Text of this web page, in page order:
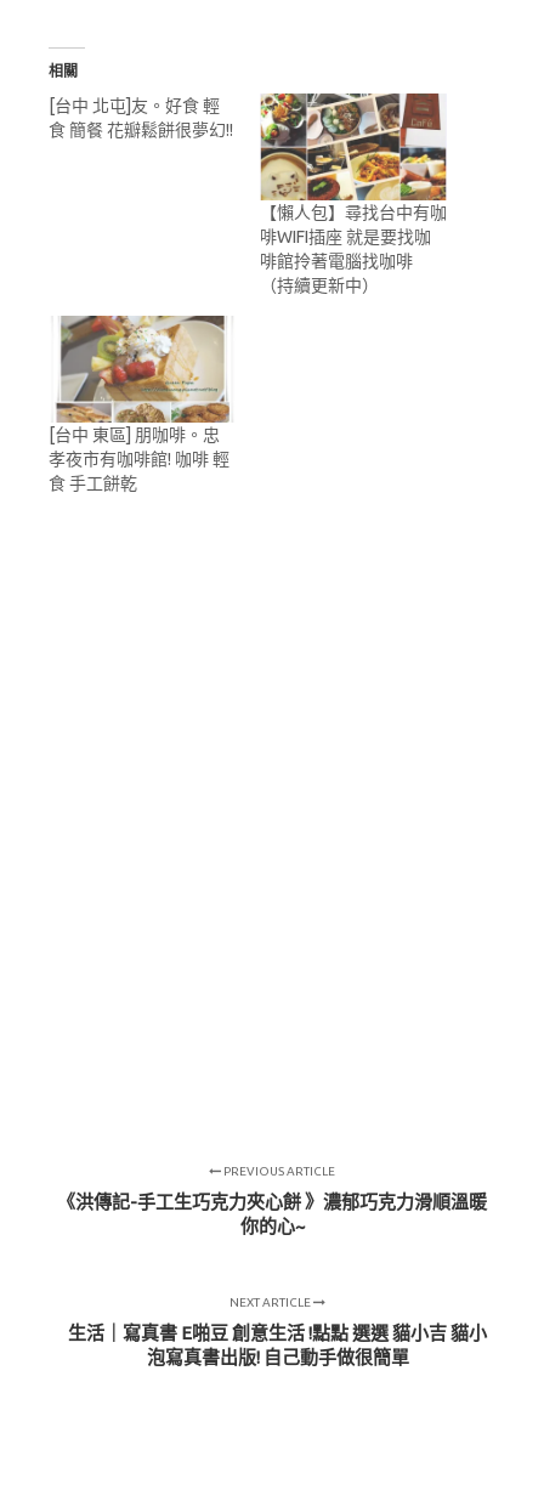
相關
[台中 北屯]友。好食 輕
食 簡餐 花瓣鬆餅很夢幻!!
【懶人包】尋找台中有咖
啡WIFI插座 就是要找咖
啡館拎著電腦找咖啡
（持續更新中）
[台中 東區] 朋咖啡。忠
孝夜市有咖啡館! 咖啡 輕
食 手工餅乾
PREVIOUS ARTICLE
《洪傳記-手工生巧克力夾心餅 》濃郁巧克力滑順溫暖
你的心~
NEXT ARTICLE
生活｜寫真書 E啪豆 創意生活 !點點 選選 貓小吉 貓小
泡寫真書出版! 自己動手做很簡單